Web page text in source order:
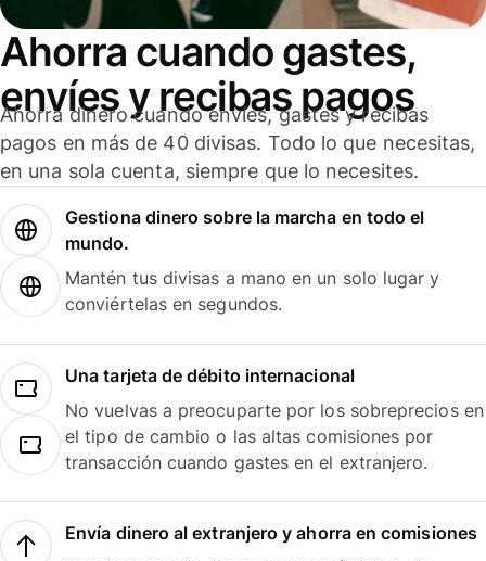
Ahorra cuando gastes,
envíes y recibas pagos
Ahorra dinero cuando envíes, gastes y recibas
pagos en más de 40 divisas. Todo lo que necesitas,
en una sola cuenta, siempre que lo necesites.
Gestiona dinero sobre la marcha en todo el
mundo.
Mantén tus divisas a mano en un solo lugar y
conviértelas en segundos.
Una tarjeta de débito internacional
No vuelvas a preocuparte por los sobreprecios en
el tipo de cambio o las altas comisiones por
transacción cuando gastes en el extranjero.
Envía dinero al extranjero y ahorra en comisiones